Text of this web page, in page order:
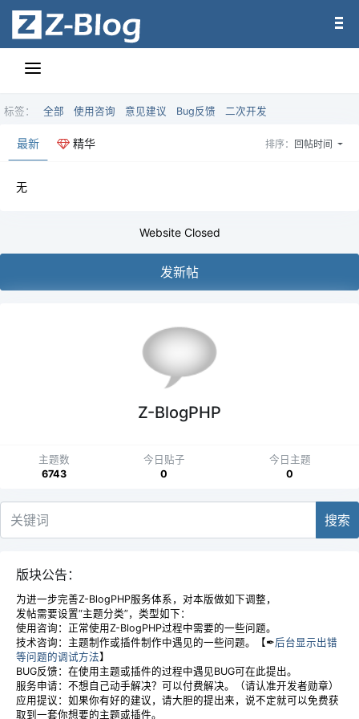
标签： 全部 使用咨询 意见建议 Bug反馈 二次开发
最新 精华 排序： 回帖时间
无
Website Closed
发新帖
Z-BlogPHP
主题数
6743
今日贴子
0
今日主题
0
搜索
版块公告：
为进一步完善Z-BlogPHP服务体系，对本版做如下调整，
发帖需要设置“主题分类”，类型如下：
使用咨询：正常使用Z-BlogPHP过程中需要的一些问题。
技术咨询：主题制作或插件制作中遇见的一些问题。【✒后台显示出错
等问题的调试方法】
BUG反馈：在使用主题或插件的过程中遇见BUG可在此提出。
服务申请：不想自己动手解决？可以付费解决。（请认准开发者勋章）
应用提议：如果你有好的建议，请大胆的提出来，说不定就可以免费获
取到一套你想要的主题或插件。